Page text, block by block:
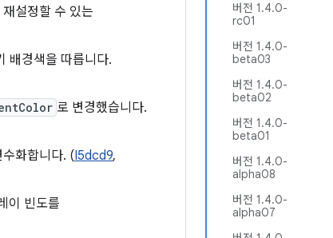
버전 1.4.0-
rc01
버전 1.4.0-
beta03
버전 1.4.0-
beta02
버전 1.4.0-
beta01
버전 1.4.0-
alpha08
버전 1.4.0-
alpha07
설정할 수 있는
배경색을 따릅니다.
로 변경했습니다.
화합니다. (I5dcd9,
이 빈도를